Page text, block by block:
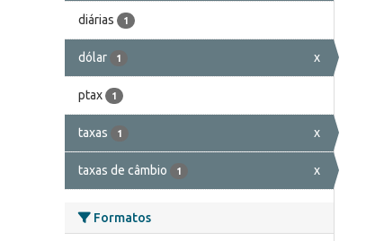
diárias 1
dólar 1 x
ptax 1
taxas 1 x
taxas de câmbio 1 x
Formatos